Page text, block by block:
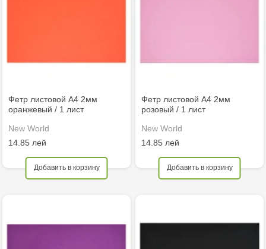
Фетр листовой А4 2мм
оранжевый / 1 лист
New World
14.85 лей
Добавить в корзину
Фетр листовой А4 2мм
розовый / 1 лист
New World
14.85 лей
Добавить в корзину